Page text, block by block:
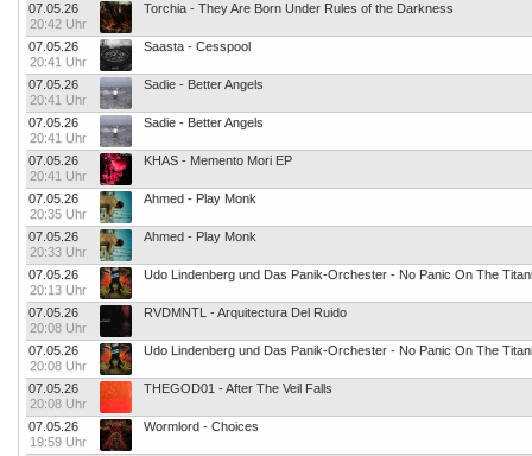
07.05.26
20:42 Uhr
Torchia - They Are Born Under Rules of the Darkness
07.05.26
20:41 Uhr
Saasta - Cesspool
07.05.26
20:41 Uhr
Sadie - Better Angels
07.05.26
20:41 Uhr
Sadie - Better Angels
07.05.26
20:41 Uhr
KHAS - Memento Mori EP
07.05.26
20:35 Uhr
Ahmed - Play Monk
07.05.26
20:33 Uhr
Ahmed - Play Monk
07.05.26
20:13 Uhr
Udo Lindenberg und Das Panik-Orchester - No Panic On The
07.05.26
20:08 Uhr
RVDMNTL - Arquitectura Del Ruido
07.05.26
20:08 Uhr
Udo Lindenberg und Das Panik-Orchester - No Panic On The
07.05.26
20:08 Uhr
THEGOD01 - After The Veil Falls
07.05.26
19:59 Uhr
Wormlord - Choices